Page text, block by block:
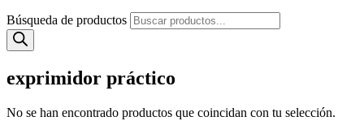
Búsqueda de productos
exprimidor práctico
No se han encontrado productos que coincidan con tu selección.